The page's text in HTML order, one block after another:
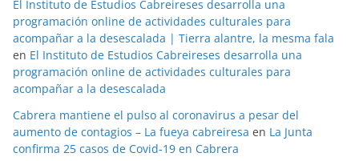
El Instituto de Estudios Cabreireses desarrolla una
programación online de actividades culturales para
acompañar a la desescalada | Tierra alantre, la mesma fala
en El Instituto de Estudios Cabreireses desarrolla una
programación online de actividades culturales para
acompañar a la desescalada
Cabrera mantiene el pulso al coronavirus a pesar del
aumento de contagios – La fueya cabreiresa en La Junta
confirma 25 casos de Covid-19 en Cabrera